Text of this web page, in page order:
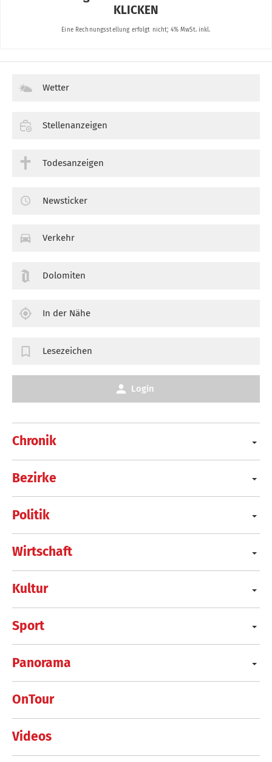
Chronik
Bezirke
Politik
Wirtschaft
Kultur
Sport
Panorama
OnTour
Videos
Wetter
Stellenanzeigen
Todesanzeigen
Newsticker
Verkehr
Dolomiten
In der Nähe
Lesezeichen
Login